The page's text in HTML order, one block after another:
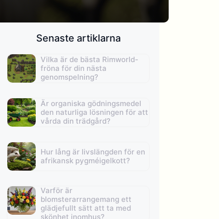
Senaste artiklarna
Vilka är de bästa Rimworld-
fröna för din nästa
genomspelning?
Är organiska gödningsmedel
den naturliga lösningen för att
vårda din trädgård?
Hur lång är livslängden för en
afrikansk pygméigelkott?
Varför är
blomsterarrangemang ett
glädjefullt sätt att ta med
skönhet inomhus?